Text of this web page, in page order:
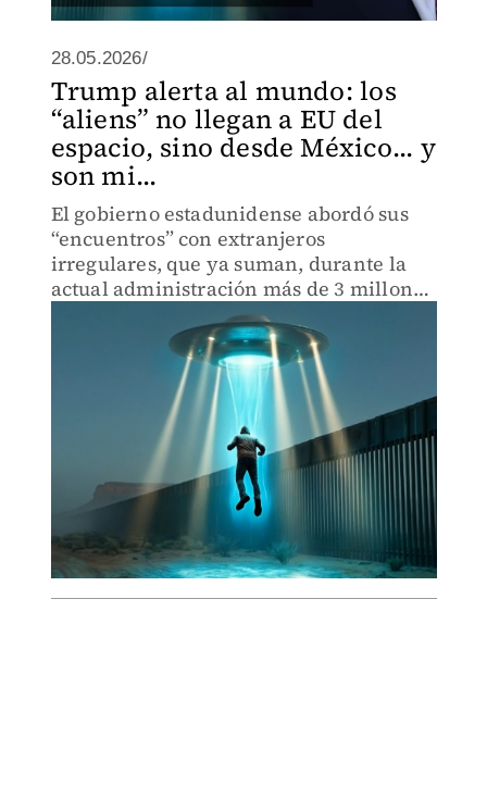
28.05.2026/
Trump alerta al mundo: los
“aliens” no llegan a EU del
espacio, sino desde México... y
son mi...
El gobierno estadunidense abordó sus
“encuentros” con extranjeros
irregulares, que ya suman, durante la
actual administración más de 3 millones